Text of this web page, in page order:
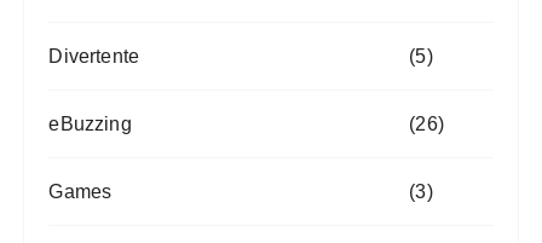
Divertente (5)
eBuzzing (26)
Games (3)